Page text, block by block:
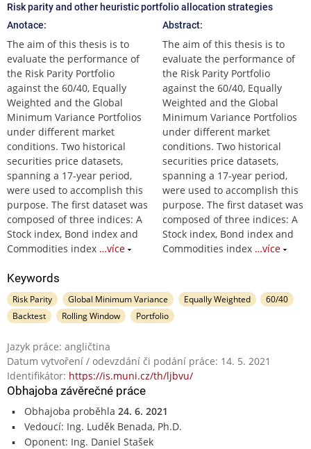
Risk parity and other heuristic portfolio allocation strategies
Anotace:
The aim of this thesis is to
evaluate the performance of
the Risk Parity Portfolio
against the 60/40, Equally
Weighted and the Global
Minimum Variance Portfolios
under different market
conditions. Two historical
securities price datasets,
spanning a 17-year period,
were used to accomplish this
purpose. The first dataset was
composed of three indices: A
Stock index, Bond index and
Commodities index …více
Abstract:
The aim of this thesis is to
evaluate the performance of
the Risk Parity Portfolio
against the 60/40, Equally
Weighted and the Global
Minimum Variance Portfolios
under different market
conditions. Two historical
securities price datasets,
spanning a 17-year period,
were used to accomplish this
purpose. The first dataset was
composed of three indices: A
Stock index, Bond index and
Commodities index …více
Keywords
Risk Parity Global Minimum Variance Equally Weighted
60/40
Backtest
Rolling Window Portfolio
Jazyk práce: angličtina
Datum vytvoření / odevzdání či podání práce: 14. 5. 2021
Identifikátor: https://is.muni.cz/th/ljbvu/
Obhajoba závěrečné práce
Obhajoba proběhla 24. 6. 2021
Vedoucí: Ing. Luděk Benada, Ph.D.
Oponent: Ing. Daniel Stašek